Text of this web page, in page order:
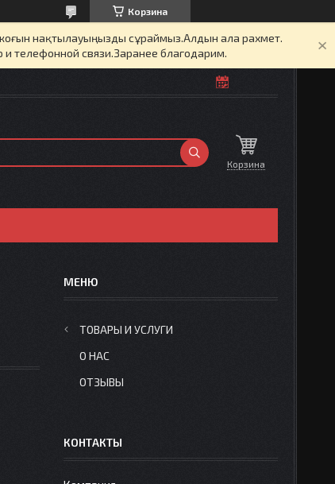
Корзина
нақтылауыңызды сұраймыз.Алдын ала рахмет.
телефонной связи.Заранее благодарим.
Корзина
ТОВАРЫ И УСЛУГИ
О НАС
ОТЗЫВЫ
КОНТАКТЫ